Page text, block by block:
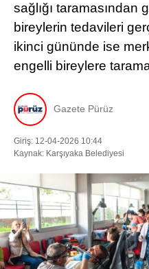
KÜLTÜR-SANAT
SPOR
DIĞER
sağlığı taramasından
bireylerin tedavileri
ikinci gününde ise
engelli bireylere tarama
Gazete Pürüz
Giriş: 12-04-2026 10:44
Kaynak: Karşıyaka Belediyesi